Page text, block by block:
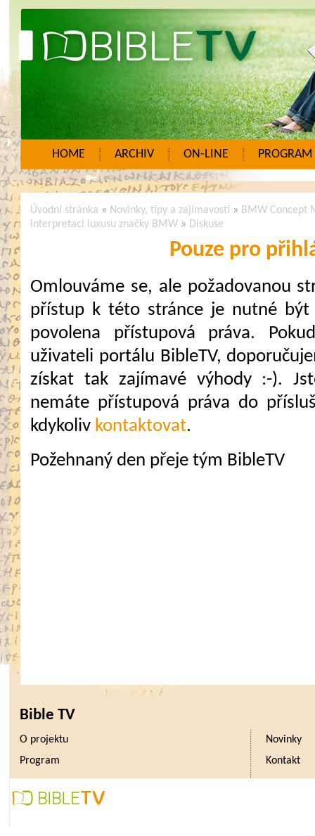
HOME ARCHIV ON-LINE PROGRAM
Úvodní stránka » Novinky, tipy a zajímavosti » BMW Concept
interpretaci luxusu značky BMW » Diskuse
Pouze pro
Omlouváme se, ale požadovanou
přístup k této stránce je nutné
povolena přístupová práva.
uživateli portálu BibleTV,
získat tak zajímavé výhody :-).
nemáte přístupová práva do
kdykoliv kontaktovat.
Požehnaný den přeje tým BibleTV
Bible TV
O projektu
Novinky
Program
Kontakt